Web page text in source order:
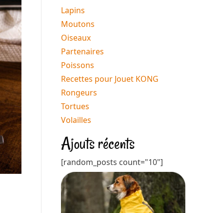
Lapins
Moutons
Oiseaux
Partenaires
Poissons
Recettes pour Jouet KONG
Rongeurs
Tortues
Volailles
Ajouts récents
[random_posts count="10"]